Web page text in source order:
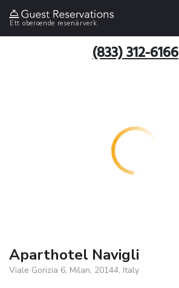
Ett oberoende resenärverk
(833) 312-6166
Aparthotel Navigli
Viale Gorizia 6, Milan, 20144, Italy